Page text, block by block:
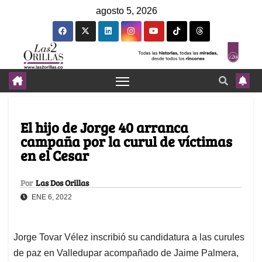
agosto 5, 2026
El hijo de Jorge 40 arranca
campaña por la curul de víctimas
en el Cesar
Por Las Dos Orillas
ENE 6, 2022
Jorge Tovar Vélez inscribió su candidatura a las curules
de paz en Valledupar acompañado de Jaime Palmera,